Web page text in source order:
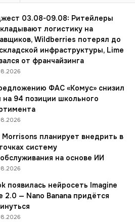
03.08-09.08: Ритейлеры
логистику на
Wildberries потерял до
инфраструктуры, Lime
от франчайзинга
ФАС «Комус» снизил
на 94 позиции школьного
Morrisons планирует внедрить в
систему
на основе ИИ
появилась нейросеть Imagine
2.0 — Nano Banana придётся